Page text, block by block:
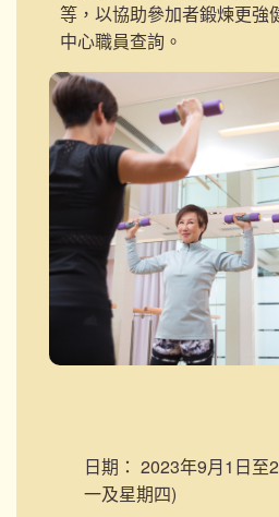
等，以協助參加者鍛煉更強
中心職員查詢。
日期： 2023年9月1日至
一及星期四)